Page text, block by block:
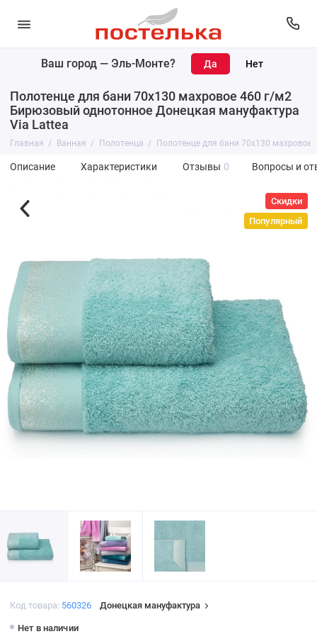
Ваш город — Эль-Монте?
Полотенце для бани 70х130 махровое 460 г/м2
Бирюзовый однотонное Донецкая мануфактура
Via Lattea
Главная Ванная Полотенца Полотенце для бани 70х130
Описание Характеристики Отзывы 0 Вопросы и
Скидки
Популярный
Код товара: 560326 Донецкая мануфактура
Нет в наличии